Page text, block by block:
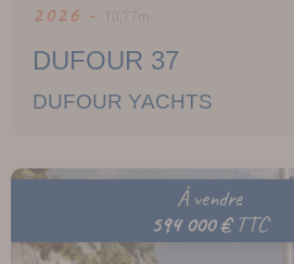
2026 - 10,77m
DUFOUR 37
DUFOUR YACHTS
À vendre
594 000 €TTC